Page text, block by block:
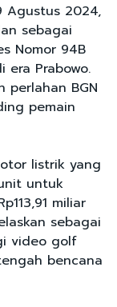
Agustus 2024,
sebagai
Nomor 94B
Prabowo.
perlahan BGN
pemain
listrik yang
untuk
miliar
sebagai
video golf
bencana